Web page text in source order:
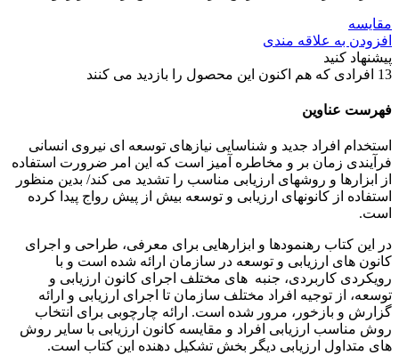
مقایسه
افزودن به علاقه مندی
پیشنهاد کنید
13 افرادی که هم اکنون این محصول را بازدید می کنند
فهرست عناوین
استخدام افراد جدید و شناسایی نیازهای توسعه ای نیروی انسانی
فرآیندی زمان بر و مخاطره آمیز است که این امر ضرورت استفاده
از ابزارها و روشهای ارزیابی مناسب را تشدید می کند/ بدین منظور
استفاده از کانونهای ارزیابی و توسعه بیش از پیش رواج پیدا کرده
است.
در این کتاب رهنمودها و ابزارهایی برای معرفی، طراحی و اجرای
کانون های ارزیابی و توسعه در سازمان ارائه شده است و با
رویکردی کاربردی، جنبه های مختلف اجرای کانون ارزیابی و
توسعه، از توجیه افراد مختلف سازمان تا اجرای ارزیابی و ارائه
گزارش و بازخور، مرور شده است. ارائه چارچوبی برای انتخاب
روش مناسب ارزیابی افراد و مقایسه کانون ارزیابی با سایر روش
های متداول ارزیابی دیگر بخش تشکیل دهنده این کتاب است.